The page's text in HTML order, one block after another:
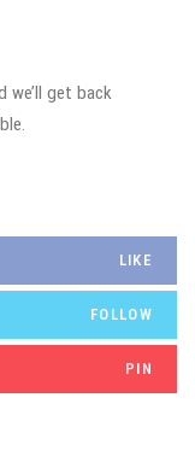
we’ll get back
LIKE
FOLLOW
PIN